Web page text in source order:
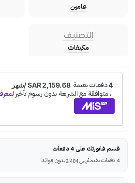
عامين
التصنيف
مكيفات
قسم فاتورتك على 4 دفعات
4 دفعات بقيمة
ر.س بدون فوائد